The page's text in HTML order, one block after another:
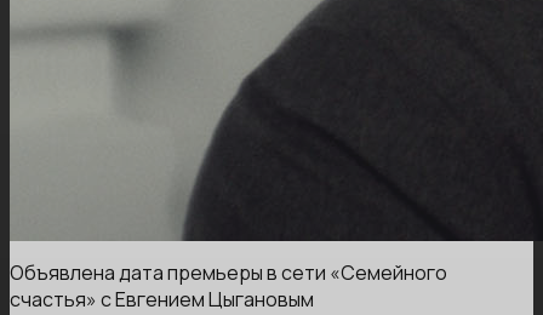
Объявлена дата премьеры в сети «Семейного
счастья» с Евгением Цыгановым